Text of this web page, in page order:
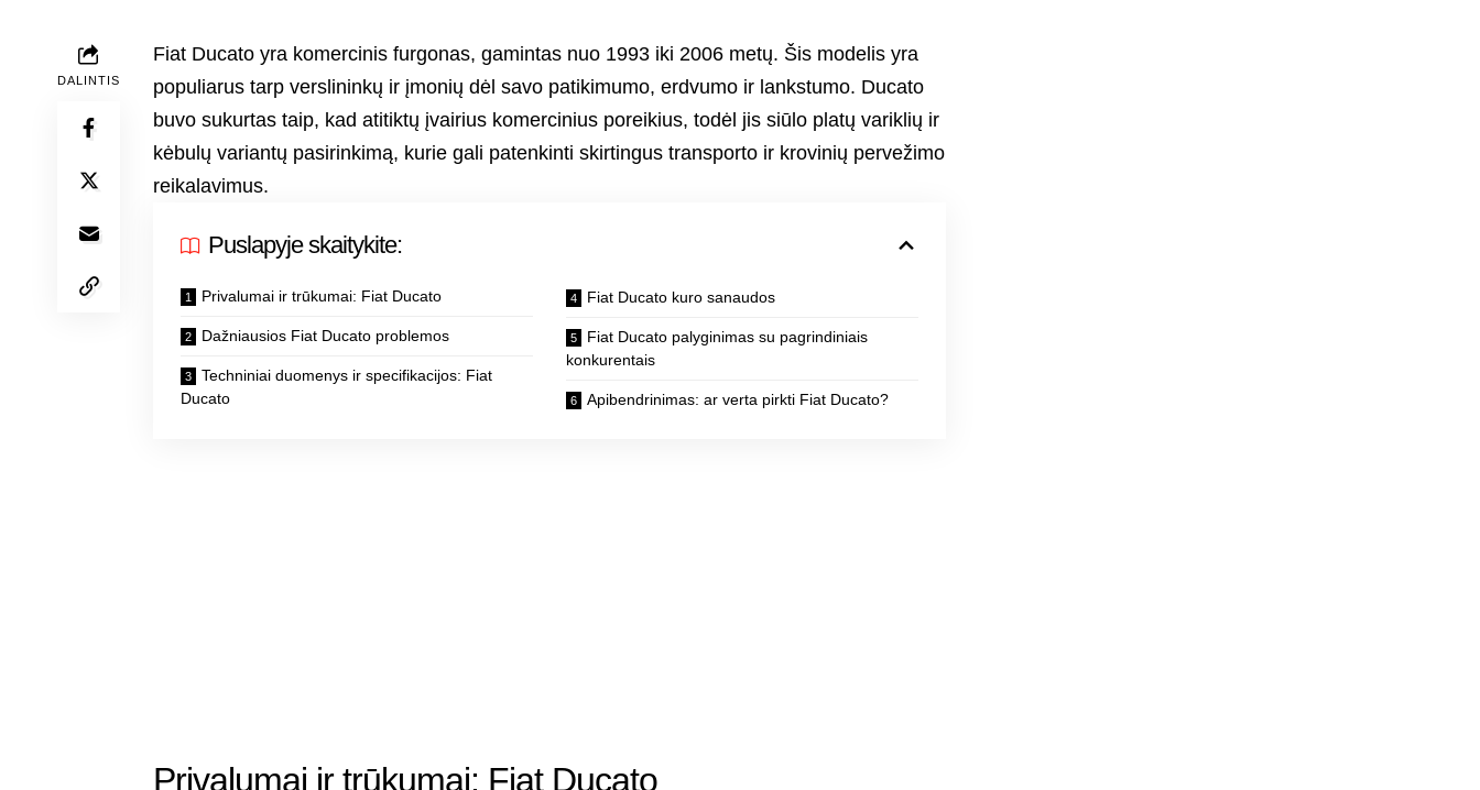
DALINTIS
Fiat Ducato yra komercinis furgonas, gamintas nuo 1993 iki 2006 metų. Šis modelis yra
populiarus tarp verslininkų ir įmonių dėl savo patikimumo, erdvumo ir lankstumo. Ducato
buvo sukurtas taip, kad atitiktų įvairius komercinius poreikius, todėl jis siūlo platų variklių ir
kėbulų variantų pasirinkimą, kurie gali patenkinti skirtingus transporto ir krovinių pervežimo
reikalavimus.
Puslapyje skaitykite:
Privalumai ir trūkumai: Fiat Ducato
Dažniausios Fiat Ducato problemos
Techniniai duomenys ir specifikacijos: Fiat
Ducato
Fiat Ducato kuro sanaudos
Fiat Ducato palyginimas su pagrindiniais
konkurentais
Apibendrinimas: ar verta pirkti Fiat Ducato?
Privalumai ir trūkumai: Fiat Ducato